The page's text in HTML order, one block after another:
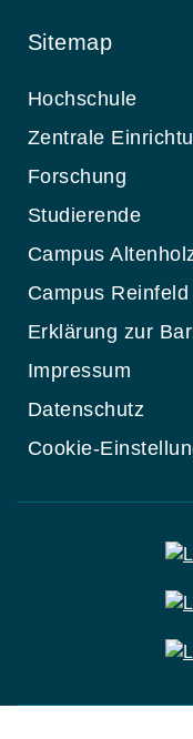
Sitemap
Hochschule
Zentrale
Forschung
Studierende
Campus
Campus Reinfeld
Erklärung zur
Impressum
Datenschutz
Cookie-